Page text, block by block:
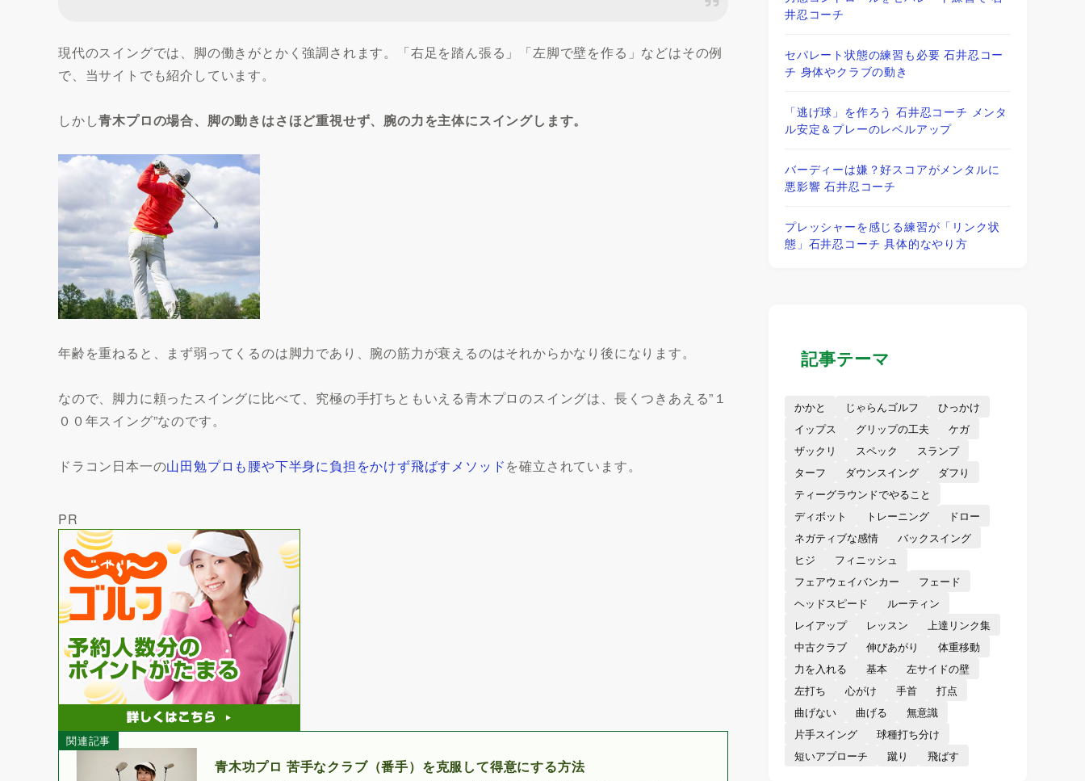
現代のスイングでは、脚の働きがとかく強調されます。「右足を踏ん張る」「左脚で壁を作る」などはその例
で、当サイトでも紹介しています。
しかし青木プロの場合、脚の動きはさほど重視せず、腕の力を主体にスイングします。
年齢を重ねると、まず弱ってくるのは脚力であり、腕の筋力が衰えるのはそれからかなり後になります。
なので、脚力に頼ったスイングに比べて、究極の手打ちともいえる青木プロのスイングは、長くつきあえる”１
００年スイング”なのです。
ドラコン日本一の山田勉プロも腰や下半身に負担をかけず飛ばすメソッドを確立されています。
PR
関連記事
青木功プロ 苦手なクラブ（番手）を克服して得意にする方法
井忍コーチ
セパレート状態の練習も必要 石井忍コー
チ 身体やクラブの動き
「逃げ球」を作ろう 石井忍コーチ メンタ
ル安定＆プレーのレベルアップ
バーディーは嫌？好スコアがメンタルに
悪影響 石井忍コーチ
プレッシャーを感じる練習が「リンク状
態」石井忍コーチ 具体的なやり方
記事テーマ
かかと じゃらんゴルフ
ひっかけ
イップス
グリップの工夫
ケガ
ザックリ
スペック
スランプ
ターフ
ダウンスイング
ダフり
ティーグラウンドでやること
ディボット
トレーニング
ドロー
ネガティブな感情
バックスイング
ヒジ
フィニッシュ
フェアウェイバンカー
フェード
ヘッドスピード
ルーティン
レイアップ
レッスン
上達リンク集
中古クラブ
伸びあがり
体重移動
力を入れる
基本
左サイドの壁
左打ち
心がけ 手首
打点
曲げない
曲げる
無意識
片手スイング
球種打ち分け
短いアプローチ
蹴り 飛ばす